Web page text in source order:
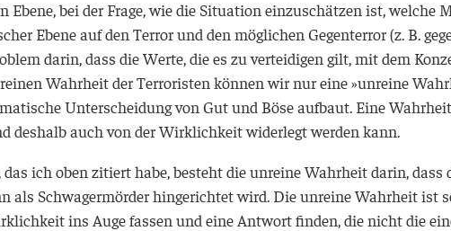
bei der Frage, wie die Situation einzuschätzen ist, welche
Ebene auf den Terror und den möglichen Gegenterror (z. B.
darin, dass die Werte, die es zu verteidigen gilt, mit dem
Wahrheit der Terroristen können wir nur eine »unreine
Unterscheidung von Gut und Böse aufbaut. Eine
deshalb auch von der Wirklichkeit widerlegt werden kann.
ich oben zitiert habe, besteht die unreine Wahrheit darin, dass
als Schwagermörder hingerichtet wird. Die unreine Wahrheit ist
ins Auge fassen und eine Antwort finden, die nicht die